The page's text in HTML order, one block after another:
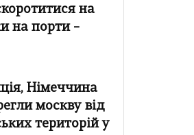
на
на порти –
Німеччина
москву від
територій у